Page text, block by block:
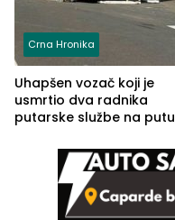
Crna Hronika
Uhapšen vozač koji je
usmrtio dva radnika
putarske službe na putu
(FOTO)